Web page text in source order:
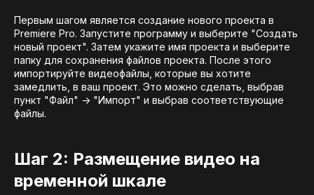
Первым шагом является создание нового проекта в
Premiere Pro. Запустите программу и выберите "Создать
новый проект". Затем укажите имя проекта и выберите
папку для сохранения файлов проекта. После этого
импортируйте видеофайлы, которые вы хотите
замедлить, в ваш проект. Это можно сделать, выбрав
пункт "Файл" -> "Импорт" и выбрав соответствующие
файлы.
Шаг 2: Размещение видео на
временной шкале